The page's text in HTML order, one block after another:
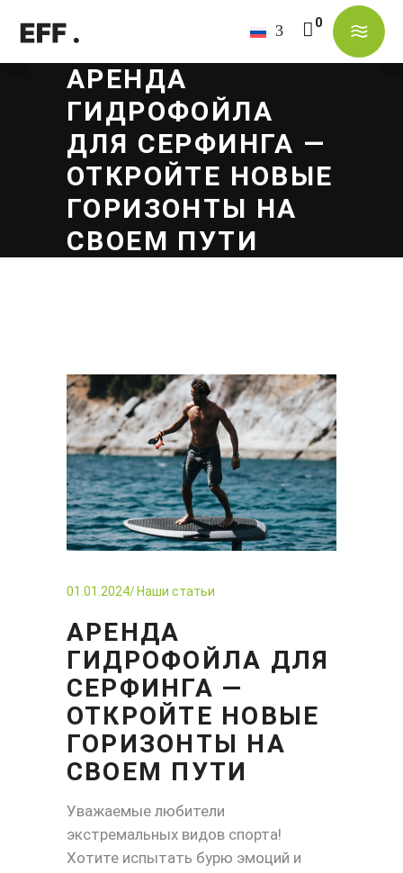
В корзине нет товаров.
АРЕНДА
ГИДРОФОЙЛА
ДЛЯ СЕРФИНГА —
ОТКРОЙТЕ НОВЫЕ
ГОРИЗОНТЫ НА
СВОЕМ ПУТИ
01.01.2024 Наши статьи
АРЕНДА
ГИДРОФОЙЛА ДЛЯ
СЕРФИНГА —
ОТКРОЙТЕ НОВЫЕ
ГОРИЗОНТЫ НА
СВОЕМ ПУТИ
Уважаемые любители
экстремальных видов спорта!
Хотите испытать бурю эмоций и